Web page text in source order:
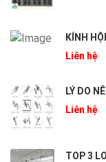
KÍNH
Liên hệ
LÝ DO
Liên hệ
TOP 3